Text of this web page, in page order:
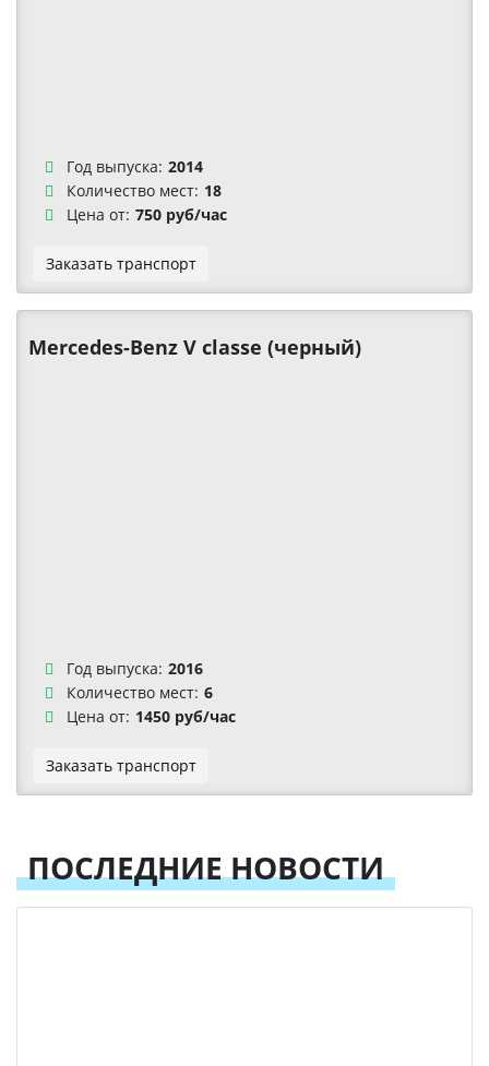
Год выпуска: 2014
Количество мест: 18
Цена от: 750 руб/час
Заказать транспорт
Mercedes-Benz V classe (черный)
Год выпуска: 2016
Количество мест: 6
Цена от: 1450 руб/час
Заказать транспорт
ПОСЛЕДНИЕ НОВОСТИ